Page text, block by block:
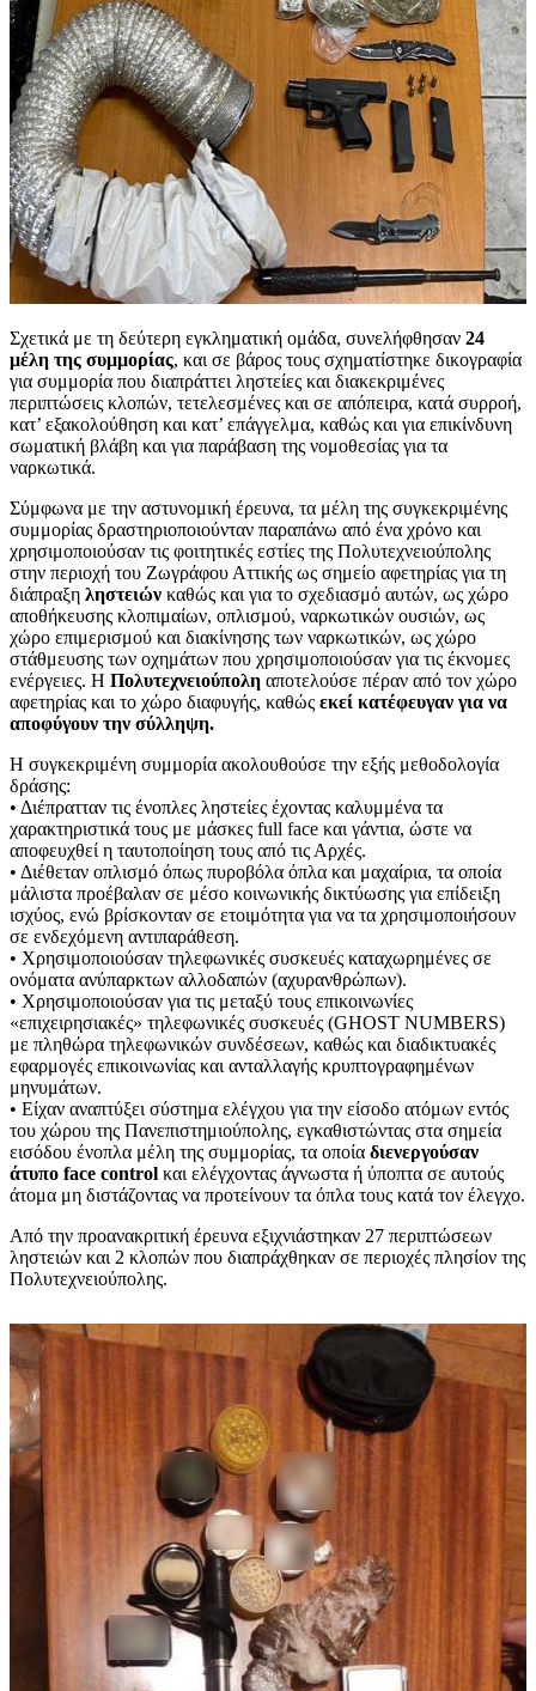
Σχετικά με τη δεύτερη εγκληματική ομάδα, συνελήφθησαν 24
μέλη της συμμορίας, και σε βάρος τους σχηματίστηκε δικογραφία
για συμμορία που διαπράττει ληστείες και διακεκριμένες
περιπτώσεις κλοπών, τετελεσμένες και σε απόπειρα, κατά συρροή,
κατ’ εξακολούθηση και κατ’ επάγγελμα, καθώς και για επικίνδυνη
σωματική βλάβη και για παράβαση της νομοθεσίας για τα
ναρκωτικά.
Σύμφωνα με την αστυνομική έρευνα, τα μέλη της συγκεκριμένης
συμμορίας δραστηριοποιούνταν παραπάνω από ένα χρόνο και
χρησιμοποιούσαν τις φοιτητικές εστίες της Πολυτεχνειούπολης
στην περιοχή του Ζωγράφου Αττικής ως σημείο αφετηρίας για τη
διάπραξη ληστειών καθώς και για το σχεδιασμό αυτών, ως χώρο
αποθήκευσης κλοπιμαίων, οπλισμού, ναρκωτικών ουσιών, ως
χώρο επιμερισμού και διακίνησης των ναρκωτικών, ως χώρο
στάθμευσης των οχημάτων που χρησιμοποιούσαν για τις έκνομες
ενέργειες. Η Πολυτεχνειούπολη αποτελούσε πέραν από τον χώρο
αφετηρίας και το χώρο διαφυγής, καθώς εκεί κατέφευγαν για να
αποφύγουν την σύλληψη.
Η συγκεκριμένη συμμορία ακολουθούσε την εξής μεθοδολογία
δράσης:
• Διέπρατταν τις ένοπλες ληστείες έχοντας καλυμμένα τα
χαρακτηριστικά τους με μάσκες full face και γάντια, ώστε να
αποφευχθεί η ταυτοποίηση τους από τις Αρχές.
• Διέθεταν οπλισμό όπως πυροβόλα όπλα και μαχαίρια, τα οποία
μάλιστα προέβαλαν σε μέσο κοινωνικής δικτύωσης για επίδειξη
ισχύος, ενώ βρίσκονταν σε ετοιμότητα για να τα χρησιμοποιήσουν
σε ενδεχόμενη αντιπαράθεση.
• Χρησιμοποιούσαν τηλεφωνικές συσκευές καταχωρημένες σε
ονόματα ανύπαρκτων αλλοδαπών (αχυρανθρώπων).
• Χρησιμοποιούσαν για τις μεταξύ τους επικοινωνίες
«επιχειρησιακές» τηλεφωνικές συσκευές (GHOST NUMBERS)
με πληθώρα τηλεφωνικών συνδέσεων, καθώς και διαδικτυακές
εφαρμογές επικοινωνίας και ανταλλαγής κρυπτογραφημένων
μηνυμάτων.
• Είχαν αναπτύξει σύστημα ελέγχου για την είσοδο ατόμων εντός
του χώρου της Πανεπιστημιούπολης, εγκαθιστώντας στα σημεία
εισόδου ένοπλα μέλη της συμμορίας, τα οποία διενεργούσαν
άτυπο face control και ελέγχοντας άγνωστα ή ύποπτα σε αυτούς
άτομα μη διστάζοντας να προτείνουν τα όπλα τους κατά τον έλεγχο.
Από την προανακριτική έρευνα εξιχνιάστηκαν 27 περιπτώσεων
ληστειών και 2 κλοπών που διαπράχθηκαν σε περιοχές πλησίον της
Πολυτεχνειούπολης.